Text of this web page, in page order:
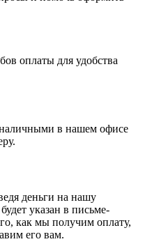
оплаты для удобства
в нашем офисе
деньги на нашу
указан в письме-
как мы получим оплату,
его вам.